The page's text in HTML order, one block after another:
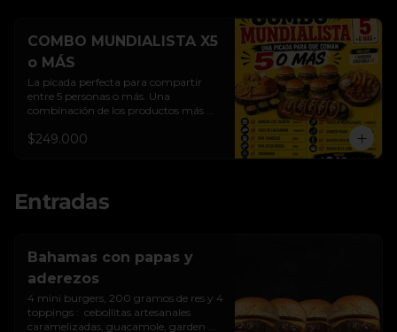
COMBO MUNDIALISTA X5
o MÁS
La picada perfecta para compartir
entre 5 personas o más. Una
combinación de los productos más
para disfrutar partidos, reuniones y
5 Burgers con tocineta (150 g c/u)
5 Trozos de mazorca dulce
250 g de chicharrón crocante
1 Chorizo picado
400 g de papa francesa
300 g de papa extra gruesa
1 Coca-Cola 1.5 L
$249.000
Entradas
Bahamas con papas y
aderezos
4 mini burgers, 200 gramos de res y 4
toppings :  cebollitas artesanales
caramelizadas, guacamole, garden